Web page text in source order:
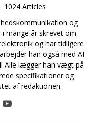
1024 Articles
og
i mange år skrevet om
og har tidligere
han også med AI
Alle lægger han vægt på
specifikationer og
af redaktionen.